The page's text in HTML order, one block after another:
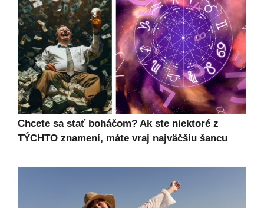
Chcete sa stať boháčom? Ak ste niektoré z
TÝCHTO znamení, máte vraj najväčšiu šancu